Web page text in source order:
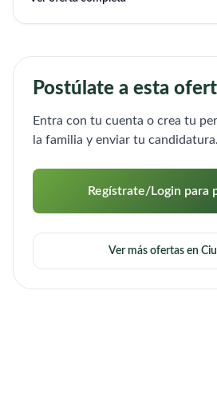
Postúlate a esta
Entra con tu cuenta o crea tu
la familia y enviar tu candidatura.
Regístrate/Login para
Ver más ofertas en